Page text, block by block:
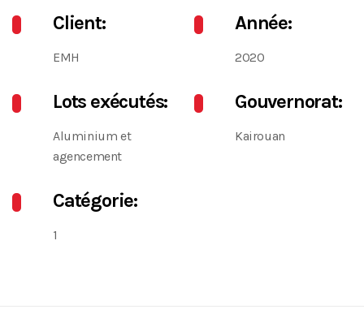
Client:
EMH
Année:
2020
Lots exécutés:
Aluminium et
agencement
Gouvernorat:
Kairouan
Catégorie:
1